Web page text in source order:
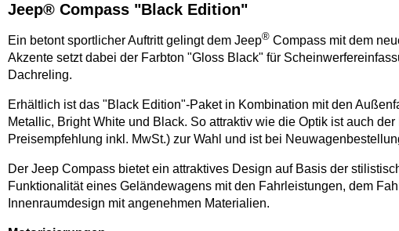
Jeep® Compass "Black Edition"
Ein betont sportlicher Auftritt gelingt dem Jeep® Compass mit dem
Akzente setzt dabei der Farbton "Gloss Black" für
Dachreling.
Erhältlich ist das "Black Edition"-Paket in Kombination mit den
Metallic, Bright White und Black. So attraktiv wie die Optik ist auch
Preisempfehlung inkl. MwSt.) zur Wahl und ist bei
Der Jeep Compass bietet ein attraktives Design auf Basis der
Funktionalität eines Geländewagens mit den Fahrleistungen, dem
Innenraumdesign mit angenehmen Materialien.